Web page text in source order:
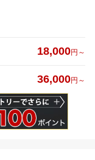
18,000円～
36,000円～